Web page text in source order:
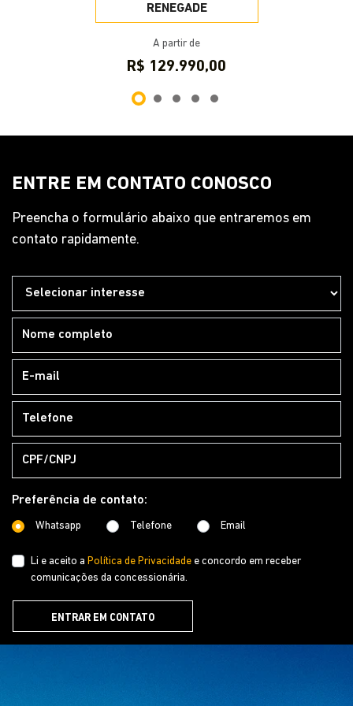
ENTRE EM CONTATO CONOSCO
Preferência de contato:
Whatsapp Telefone Email
Li e aceito aPolítica de Privacidadee concordo em receber
comunicações da concessionária.
ENTRAR EM CONTATO